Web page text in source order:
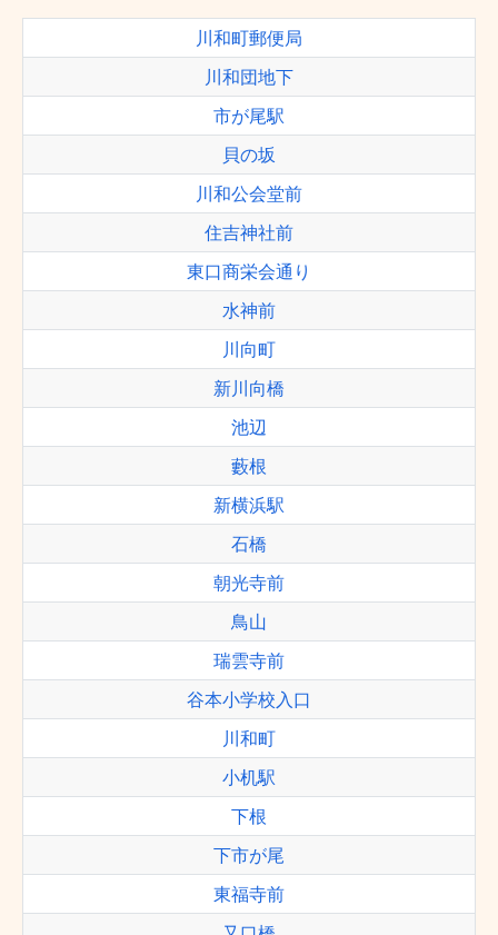
川和町郵便局
川和団地下
市が尾駅
貝の坂
川和公会堂前
住吉神社前
東口商栄会通り
水神前
川向町
新川向橋
池辺
藪根
新横浜駅
石橋
朝光寺前
鳥山
瑞雲寺前
谷本小学校入口
川和町
小机駅
下根
下市が尾
東福寺前